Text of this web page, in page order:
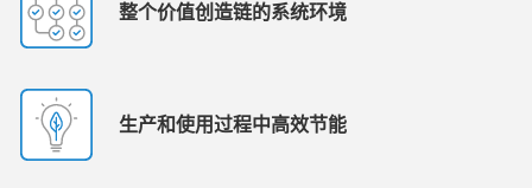
整个价值创造链的系统环境
生产和使用过程中高效节能